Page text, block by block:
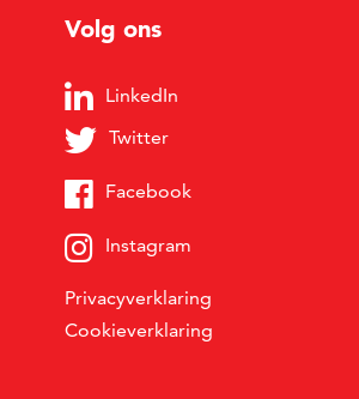
Volg ons
LinkedIn
Twitter
Facebook
Instagram
Privacyverklaring
Cookieverklaring